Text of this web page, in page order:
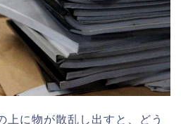
上に物が散乱し出すと、どう